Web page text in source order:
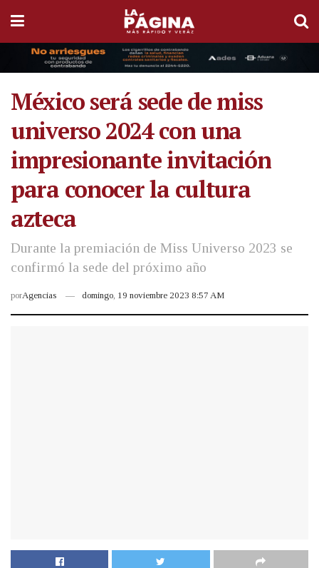
México será sede de miss
universo 2024 con una
impresionante invitación
para conocer la cultura
azteca
Durante la premiación de Miss Universo 2023 se
confirmó la sede del próximo año
porAgencias domingo, 19 noviembre 2023 8:57 AM